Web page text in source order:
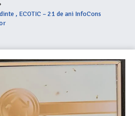
, ECOTIC – 21 de ani InfoCons